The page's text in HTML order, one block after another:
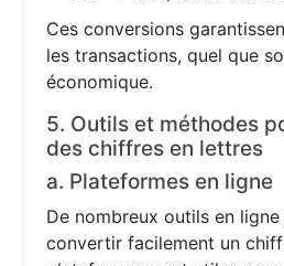
Ces conversions
les transactions, quel que
économique.
5. Outils et méthodes
des chiffres en lettres
a. Plateformes en ligne
De nombreux outils en
convertir facilement un